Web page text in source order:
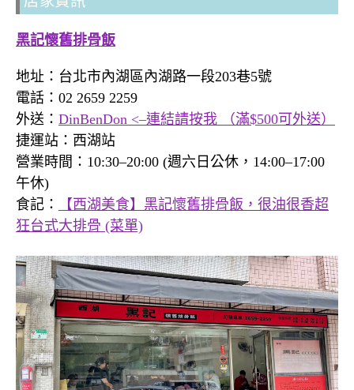
黑記懷舊排骨飯
地址：台北市內湖區內湖路一段203巷5號
電話：02 2659 2259
外送： DinBenDon <–連結請按我 （滿$500可外送）
捷運站：西湖站
營業時間：10:30–20:00 (週六日公休，14:00–17:00
午休)
食記：
【西湖美食】黑記懷舊排骨飯，很油很香超
狂台式大排骨 (菜單)